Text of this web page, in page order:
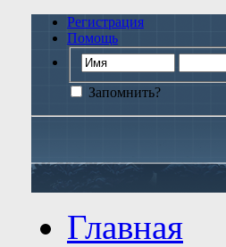
Регистрация
Помощь
Запомнить?
Главная